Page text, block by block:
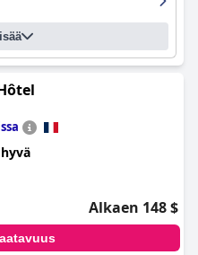
Alkaen 148 $